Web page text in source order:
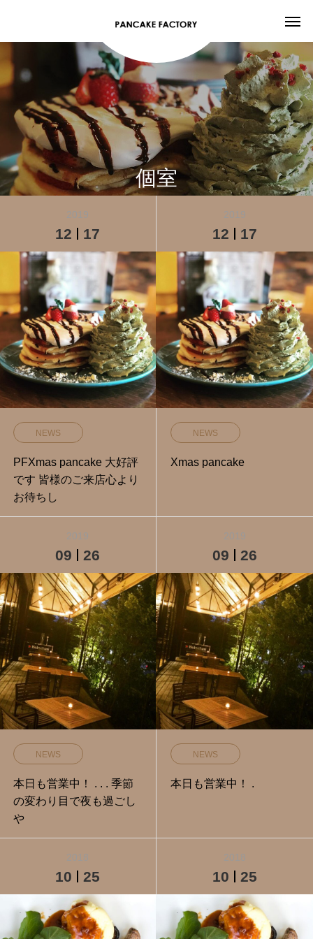
個室
2019
12 17
NEWS
PFXmas pancake 大好評
です 皆様のご来店心より
お待ちし
2019
12 17
NEWS
Xmas pancake
2019
09 26
NEWS
本日も営業中！ . . . 季節
の変わり目で夜も過ごし
や
2019
09 26
NEWS
本日も営業中！ .
2018
10 25
2018
10 25